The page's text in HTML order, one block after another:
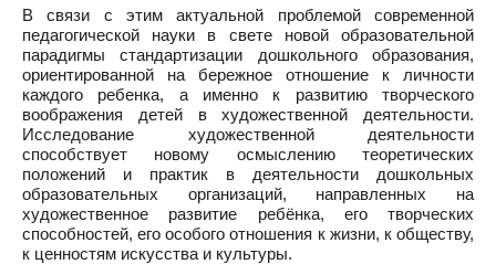
В связи с этим актуальной проблемой современной
педагогической науки в свете новой образовательной
парадигмы стандартизации дошкольного образования,
ориентированной на бережное отношение к личности
каждого ребенка, а именно к развитию творческого
воображения детей в художественной деятельности.
Исследование художественной деятельности
способствует новому осмыслению теоретических
положений и практик в деятельности дошкольных
образовательных организаций, направленных на
художественное развитие ребёнка, его творческих
способностей, его особого отношения к жизни, к обществу,
к ценностям искусства и культуры.